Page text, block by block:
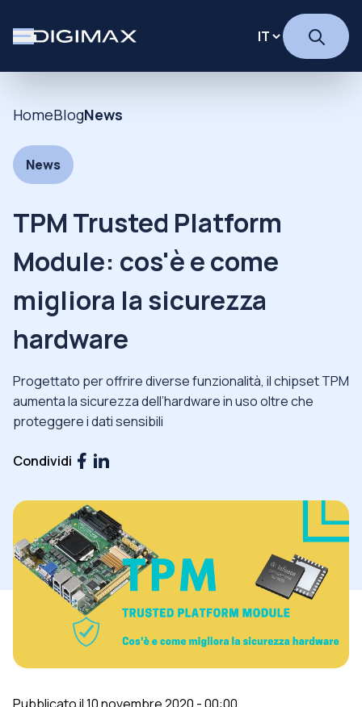
HomeBlogNews
News
TPM Trusted Platform
Module: cos'è e come
migliora la sicurezza
hardware
Progettato per offrire diverse funzionalità, il chipset TPM
aumenta la sicurezza dell’hardware in uso oltre che
proteggere i dati sensibili
Condividi